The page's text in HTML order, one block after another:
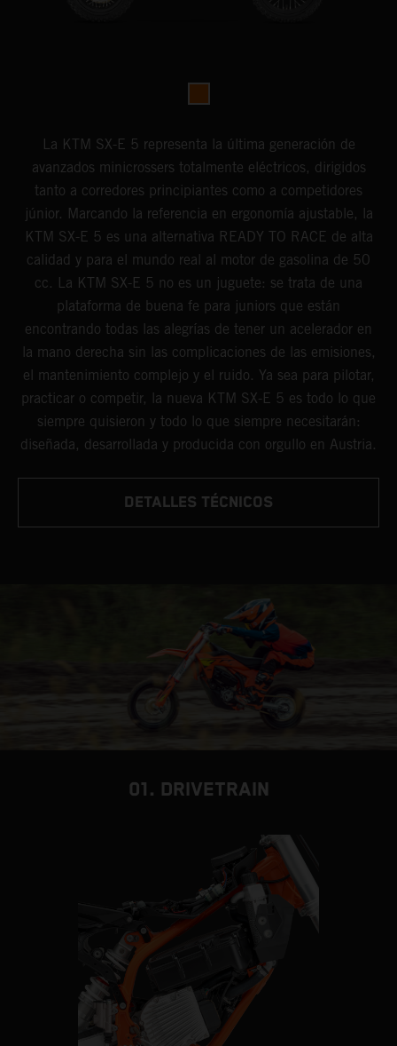
La KTM SX-E 5 representa la última generación de
avanzados minicrossers totalmente eléctricos, dirigidos
tanto a corredores principiantes como a competidores
júnior. Marcando la referencia en ergonomía ajustable, la
KTM SX-E 5 es una alternativa READY TO RACE de alta
calidad y para el mundo real al motor de gasolina de 50
cc. La KTM SX-E 5 no es un juguete: se trata de una
plataforma de buena fe para juniors que están
encontrando todas las alegrías de tener un acelerador en
la mano derecha sin las complicaciones de las emisiones,
el mantenimiento complejo y el ruido. Ya sea para pilotar,
practicar o competir, la nueva KTM SX-E 5 es todo lo que
siempre quisieron y todo lo que siempre necesitarán:
diseñada, desarrollada y producida con orgullo en Austria.
DETALLES TÉCNICOS
01. DRIVETRAIN